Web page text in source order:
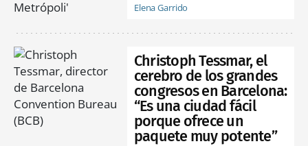
Elena Garrido
Christoph Tessmar, el
cerebro de los grandes
congresos en Barcelona:
“Es una ciudad fácil
porque ofrece un
paquete muy potente”